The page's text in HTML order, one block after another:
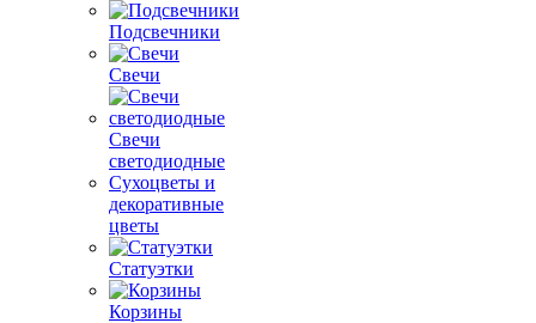
Подсвечники
Свечи
Свечи
светодиодные
Сухоцветы и
декоративные
цветы
Статуэтки
Корзины